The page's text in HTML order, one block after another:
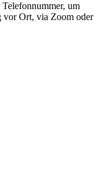
um
vor Ort, via Zoom oder